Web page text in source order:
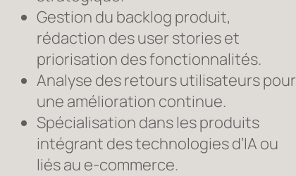
Gestion du backlog produit,
rédaction des user stories et
priorisation des fonctionnalités.
Analyse des retours utilisateurs pour
une amélioration continue.
Spécialisation dans les produits
intégrant des technologies d’IA ou
liés au e-commerce.